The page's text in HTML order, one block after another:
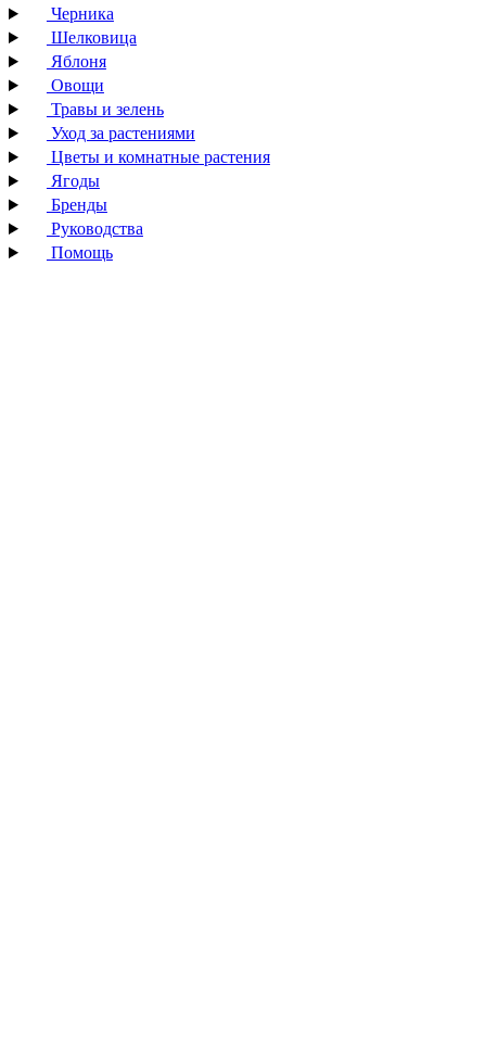
Черника
Шелковица
Яблоня
Овощи
Травы и зелень
Уход за растениями
Цветы и комнатные растения
Ягоды
Бренды
Руководства
Помощь